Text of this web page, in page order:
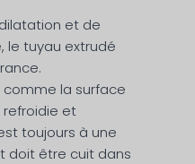
et de
le tuyau extrudé
la surface
et
toujours à une
doit être cuit dans